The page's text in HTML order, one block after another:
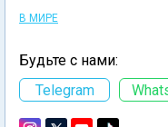
В МИРЕ
Будьте с нами:
Telegram